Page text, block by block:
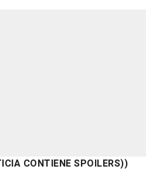
CONTIENE SPOILERS))